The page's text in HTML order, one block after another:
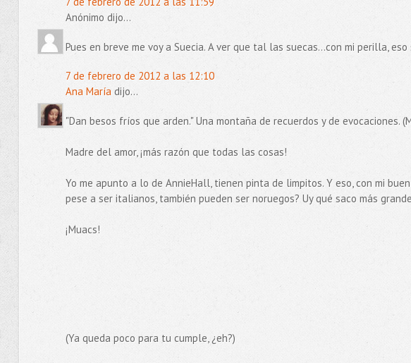
Anónimo dijo...
Pues en breve me voy a Suecia. A ver que tal las suecas...con mi perilla, eso
7 de febrero de 2012 a las 12:10
Ana Maríadijo...
"Dan besos fríos que arden." Una montaña de recuerdos y de evocaciones.
Madre del amor, ¡más razón que todas las cosas!
Yo me apunto a lo de AnnieHall, tienen pinta de limpitos. Y eso, con mi
pese a ser italianos, también pueden ser noruegos? Uy qué saco más
¡Muacs!
(Ya queda poco para tu cumple, ¿eh?)